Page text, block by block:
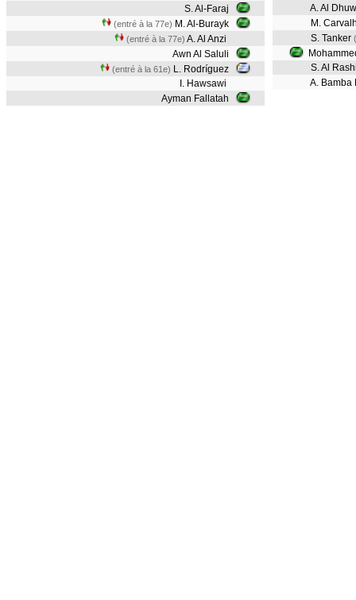
S. Al-Faraj
(entré à la 77e) M. Al-Burayk
(entré à la 77e) A. Al Anzi
Awn Al Saluli
(entré à la 61e) L. Rodríguez
I. Hawsawi
Ayman Fallatah
A. Al
M.
S. Tanker
S. Al
A. Bamba